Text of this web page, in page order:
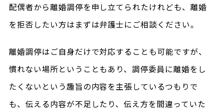
配偶者から離婚調停を申し立てられたけれども、離婚
を拒否したい方はまずは弁護士にご相談ください。
離婚調停はご自身だけで対応することも可能ですが、
慣れない場所ということもあり、調停委員に離婚をし
たくないという趣旨の内容を主張しているつもりで
も、伝える内容が不足したり、伝え方を間違っていた